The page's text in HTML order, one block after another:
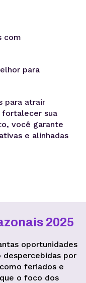
com
para
para atrair
fortalecer sua
você garante
e alinhadas
2025
oportunidades
despercebidas por
feriados e
o foco dos